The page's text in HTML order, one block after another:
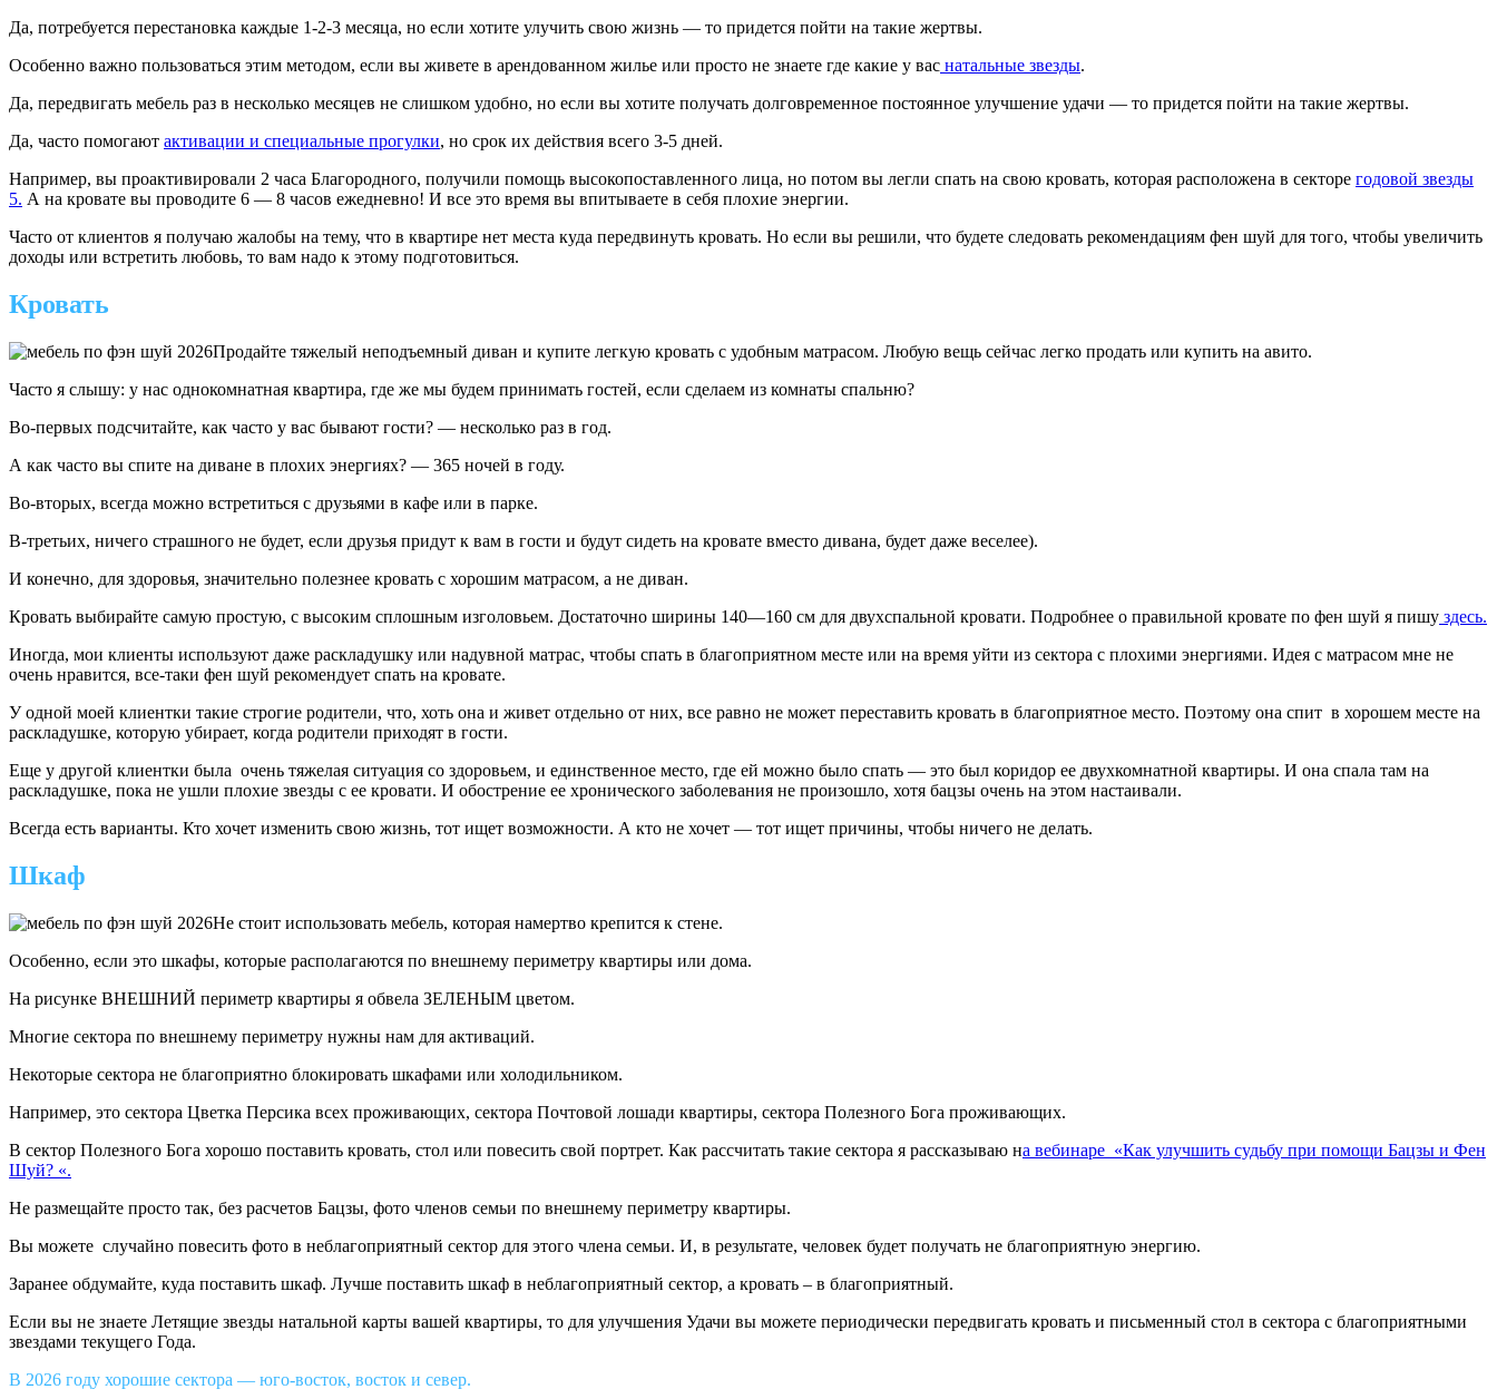
Да, потребуется перестановка каждые 1-2-3 месяца, но если хотите улучить свою жизнь — то придется пойти на такие жертвы.
Особенно важно пользоваться этим методом, если вы живете в арендованном жилье или просто не знаете где какие у вас натальные звезды.
Да, передвигать мебель раз в несколько месяцев не слишком удобно, но если вы хотите получать долговременное постоянное улучшение удачи — то придется пойти на такие жертвы.
Да, часто помогают активации и специальные прогулки, но срок их действия всего 3-5 дней.
Например, вы проактивировали 2 часа Благородного, получили помощь высокопоставленного лица, но потом вы легли спать на свою кровать, которая расположена в секторе годовой звезды
5. А на кровате вы проводите 6 — 8 часов ежедневно! И все это время вы впитываете в себя плохие энергии.
Часто от клиентов я получаю жалобы на тему, что в квартире нет места куда передвинуть кровать. Но если вы решили, что будете следовать рекомендациям фен шуй для того, чтобы увеличить
доходы или встретить любовь, то вам надо к этому подготовиться.
Кровать
Продайте тяжелый неподъемный диван и купите легкую кровать с удобным матрасом. Любую вещь сейчас легко продать или купить на авито.
Часто я слышу: у нас однокомнатная квартира, где же мы будем принимать гостей, если сделаем из комнаты спальню?
Во-первых подсчитайте, как часто у вас бывают гости? — несколько раз в год.
А как часто вы спите на диване в плохих энергиях? — 365 ночей в году.
Во-вторых, всегда можно встретиться с друзьями в кафе или в парке.
В-третьих, ничего страшного не будет, если друзья придут к вам в гости и будут сидеть на кровате вместо дивана, будет даже веселее).
И конечно, для здоровья, значительно полезнее кровать с хорошим матрасом, а не диван.
Кровать выбирайте самую простую, с высоким сплошным изголовьем. Достаточно ширины 140—160 см для двухспальной кровати. Подробнее о правильной кровате по фен шуй я пишу здесь.
Иногда, мои клиенты используют даже раскладушку или надувной матрас, чтобы спать в благоприятном месте или на время уйти из сектора с плохими энергиями. Идея с матрасом мне не
очень нравится, все-таки фен шуй рекомендует спать на кровате.
У одной моей клиентки такие строгие родители, что, хоть она и живет отдельно от них, все равно не может переставить кровать в благоприятное место. Поэтому она спит в хорошем месте на
раскладушке, которую убирает, когда родители приходят в гости.
Еще у другой клиентки была очень тяжелая ситуация со здоровьем, и единственное место, где ей можно было спать — это был коридор ее двухкомнатной квартиры. И она спала там на
раскладушке, пока не ушли плохие звезды с ее кровати. И обострение ее хронического заболевания не произошло, хотя бацзы очень на этом настаивали.
Всегда есть варианты. Кто хочет изменить свою жизнь, тот ищет возможности. А кто не хочет — тот ищет причины, чтобы ничего не делать.
Шкаф
Не стоит использовать мебель, которая намертво крепится к стене.
Особенно, если это шкафы, которые располагаются по внешнему периметру квартиры или дома.
На рисунке ВНЕШНИЙ периметр квартиры я обвела ЗЕЛЕНЫМ цветом.
Многие сектора по внешнему периметру нужны нам для активаций.
Некоторые сектора не благоприятно блокировать шкафами или холодильником.
Например, это сектора Цветка Персика всех проживающих, сектора Почтовой лошади квартиры, сектора Полезного Бога проживающих.
В сектор Полезного Бога хорошо поставить кровать, стол или повесить свой портрет. Как рассчитать такие сектора я рассказываю на вебинаре «Как улучшить судьбу при помощи Бацзы и Фен
Шуй? «.
Не размещайте просто так, без расчетов Бацзы, фото членов семьи по внешнему периметру квартиры.
Вы можете случайно повесить фото в неблагоприятный сектор для этого члена семьи. И, в результате, человек будет получать не благоприятную энергию.
Заранее обдумайте, куда поставить шкаф. Лучше поставить шкаф в неблагоприятный сектор, а кровать – в благоприятный.
Если вы не знаете Летящие звезды натальной карты вашей квартиры, то для улучшения Удачи вы можете периодически передвигать кровать и письменный стол в сектора с благоприятными
звездами текущего Года.
В 2026 году хорошие сектора — юго-восток, восток и север.